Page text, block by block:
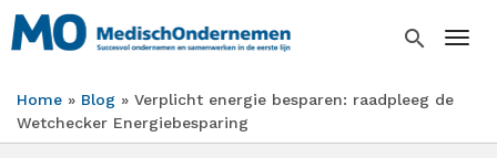
Overslaan
en
inhoud
gaan
search
Kruimelpad
Home Blog
Verplicht energie besparen: raadpleeg de
Wetchecker Energiebesparing